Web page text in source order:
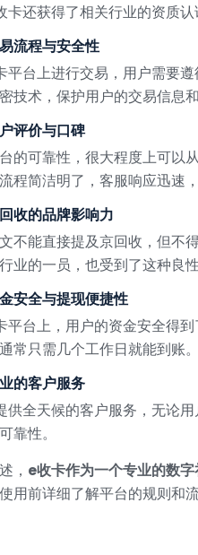
卡还获得了相关行业的资质
流程与安全性
平台上进行交易，用户需要
技术，保护用户的交易信息
评价与口碑
的可靠性，很大程度上可以
程简洁明了，客服响应迅速
收的品牌影响力
不能直接提及京回收，但不
业的一员，也受到了这种良
安全与提现便捷性
平台上，用户的资金安全得
常只需几个工作日就能到账。
的客户服务
供全天候的客户服务，无论
靠性。
， e收卡作为一个专业的数
用前详细了解平台的规则和